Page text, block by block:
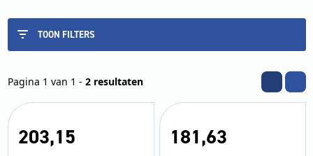
TOON FILTERS
Pagina 1 van 1 - 2 resultaten
203,15 181,63